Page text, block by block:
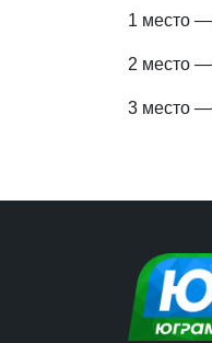
1 место —
2 место —
3 место —